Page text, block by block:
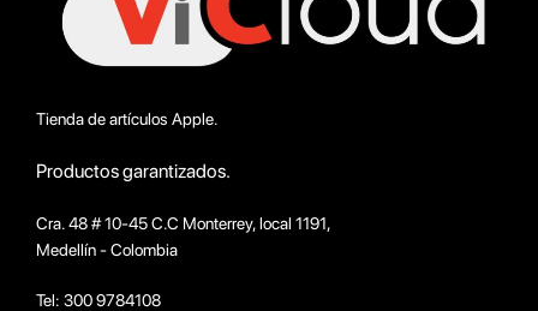
Tienda de artículos Apple.
Productos garantizados.
Cra. 48 # 10-45 C.C Monterrey, local 1191,
Medellín - Colombia
Tel: 300 9784108